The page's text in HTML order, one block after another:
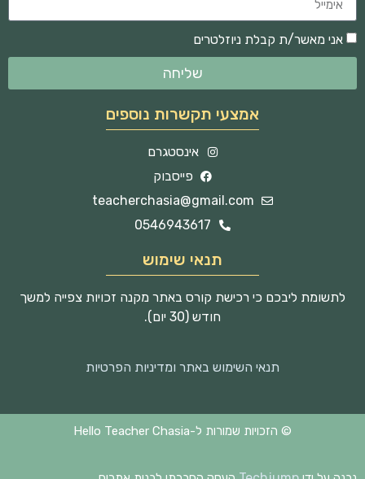
אני מאשר/ת קבלת ניוזלטרים
שליחה
אמצעי תקשרות נוספים
אינסטגרם
פייסבוק
teacherchasia@gmail.com
0546943617
תנאי שימוש
לתשומת ליבכם כי רכישת קורס באתר מקנה זכויות צפייה למשך
חודש (30 יום).
תנאי השימוש באתר ומדיניות הפרטיות
© הזכויות שמורות ל-Hello Teacher Chasia